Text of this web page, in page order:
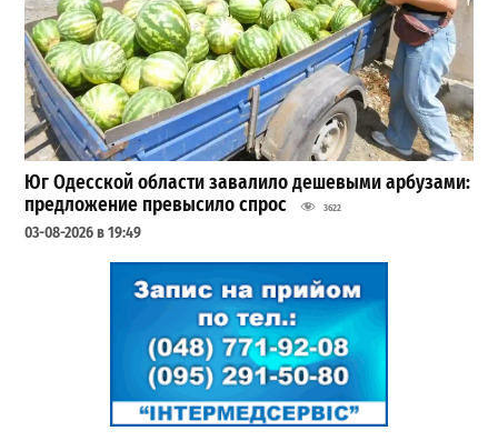
Юг Одесской области завалило дешевыми арбузами:
предложение превысило спрос
3622
03-08-2026 в 19:49